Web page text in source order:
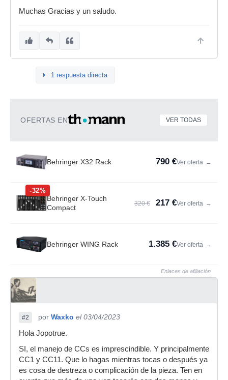
Muchas Gracias y un saludo.
1 respuesta directa
OFERTAS EN VER TODAS
Behringer X32 Rack 790 €Ver oferta →
-32%
Behringer X-Touch
Compact
320 € 217 €Ver oferta →
Behringer WING Rack 1.385 €Ver oferta →
Enlaces de afiliación
#2 por Waxko el 03/04/2023
Hola Jopotrue.
SI, el manejo de CCs es imprescindible. Y principalmente
CC1 y CC11. Que lo hagas mientras tocas o después ya
es cosa de destreza o complicación de la pieza. Ten en